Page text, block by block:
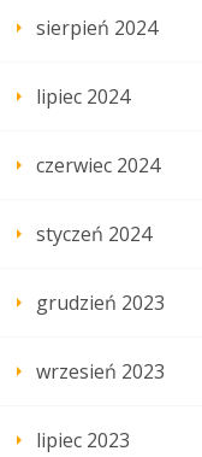
sierpień 2024
lipiec 2024
czerwiec 2024
styczeń 2024
grudzień 2023
wrzesień 2023
lipiec 2023